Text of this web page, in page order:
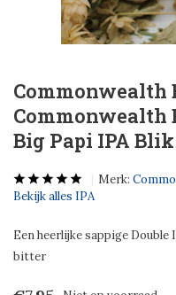
Commonwealth
Commonwealth
Big Papi IPA Blik
Merk:
Bekijk alles IPA
Een heerlijke sappige Double
bitter